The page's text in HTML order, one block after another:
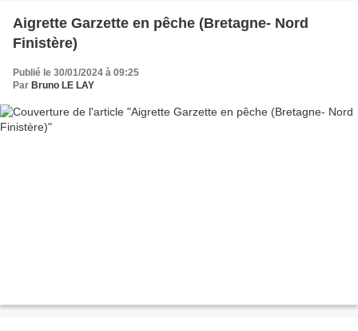
Aigrette Garzette en pêche (Bretagne- Nord
Finistère)
Publié le 30/01/2024 à 09:25
Par Bruno LE LAY